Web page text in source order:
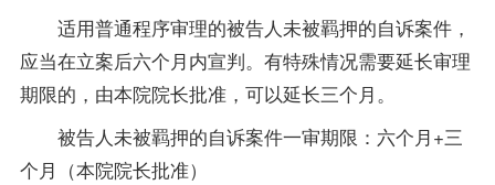
适用普通程序审理的被告人未被羁押的自诉案件，
应当在立案后六个月内宣判。有特殊情况需要延长审理
期限的，由本院院长批准，可以延长三个月。
被告人未被羁押的自诉案件一审期限：六个月+三
个月（本院院长批准）